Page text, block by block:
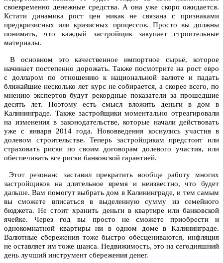
своевременно денежные средства. А она уже скоро ожидается.
Кстати динамика рост цен никак не связана с признаками
предкризисных или кризисных процессов. Просто вы должны
понимать, что каждый застройщик закупает строительные
материалы.
В основном это качественное импортное сырьё, которое
начинает постепенно дорожать. Также посмотрите на рост евро
с долларом по отношению к национальной валюте и падать
ближайшие несколько лет курс не собирается, а скорее всего, по
мнению экспертов будут рекордные показатели за прошедшие
десять лет. Поэтому есть смысл вложить деньги в дом в
Калининграде. Также застройщики моментально отреагировали
на изменения в законодательстве, которые начали действовать
уже с января 2014 года. Нововведения коснулись участия в
долевом строительстве. Теперь застройщикам предстоит или
страховать риски по своим договорам долевого участия, или
обеспечивать все риски банковской гарантией.
Этот резонанс заставил прекратить вообще работу многих
застройщиков на длительное время и неизвестно, что будет
дальше. Вам помогут выбрать дом в Калининграде, и тем самым
вы сможете вписаться в выделенную сумму из семейного
бюджета. Не стоит хранить деньги в квартире или банковской
ячейке. Через год вы просто не сможете приобрести и
однокомнатной квартиры ни в одном доме в Калининграде.
Валютные сбережения тоже быстро обесцениваются, инфляция
не оставляет им тоже шанса. Недвижимость, это на сегодняшний
день лучший инструмент сбережения денег.